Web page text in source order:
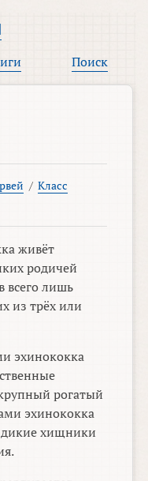
Поиск
/ Класс
живёт
родичей
всего лишь
из трёх или
эхинококка
рогатый
эхинококка
дикие хищники